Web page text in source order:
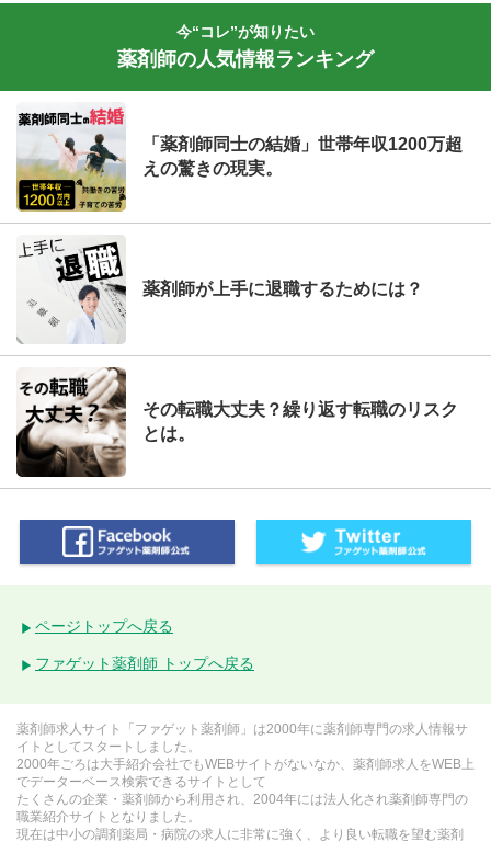
今“コレ”が知りたい
薬剤師の人気情報ランキング
「薬剤師同士の結婚」世帯年収1200万超
えの驚きの現実。
薬剤師が上手に退職するためには？
その転職大丈夫？繰り返す転職のリスク
とは。
ページトップへ戻る
ファゲット薬剤師 トップへ戻る
薬剤師求人サイト「ファゲット薬剤師」は2000年に薬剤師専門の求人情報サ
イトとしてスタートしました。
2000年ごろは大手紹介会社でもWEBサイトがないなか、薬剤師求人をWEB上
でデーターベース検索できるサイトとして
たくさんの企業・薬剤師から利用され、2004年には法人化され薬剤師専門の
職業紹介サイトとなりました。
現在は中小の調剤薬局・病院の求人に非常に強く、より良い転職を望む薬剤